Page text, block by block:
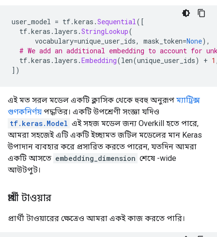
user_model = tf.keras .Sequential([
tf.keras . layers .StringLookup(
vocabulary=unique_user_ids, mask_token=None),
# We add an additional embedding to account for
tf.keras . layers .Embedding(len(unique_user_ids) + 1
])
এই মত সরল মডেল একটি ক্লাসিক থেকে হুবহু অনুরূপ ম্যাট্রিক্স
গুণকনির্ণয় পদ্ধতির। একটি উপশ্রেণী সংজ্ঞা যদিও
tf.keras.Model এই সহজ মডেল জন্য Overkill হতে পারে,
আমরা সহজেই এটি একটি ইচ্ছামত জটিল মডেলের মান Keras
উপাদান ব্যবহার করে প্রসারিত করতে পারেন, যতদিন আমরা
একটি আসতে embedding_dimension শেষে -wide
আউটপুট।
প্রার্থী টাওয়ার
প্রার্থী টাওয়ারের ক্ষেত্রেও আমরা একই কাজ করতে পারি।